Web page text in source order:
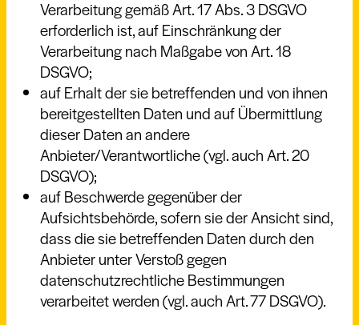
Verarbeitung gemäß Art. 17 Abs. 3 DSGVO
erforderlich ist, auf Einschränkung der
Verarbeitung nach Maßgabe von Art. 18
DSGVO;
auf Erhalt der sie betreffenden und von ihnen
bereitgestellten Daten und auf Übermittlung
dieser Daten an andere
Anbieter/Verantwortliche (vgl. auch Art. 20
DSGVO);
auf Beschwerde gegenüber der
Aufsichtsbehörde, sofern sie der Ansicht sind,
dass die sie betreffenden Daten durch den
Anbieter unter Verstoß gegen
datenschutzrechtliche Bestimmungen
verarbeitet werden (vgl. auch Art. 77 DSGVO).